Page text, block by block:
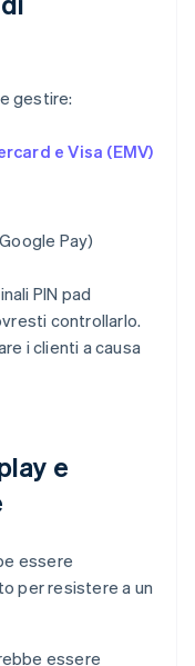
gestire:
e Visa (EMV)
Pay)
PIN pad
controllarlo.
i clienti a causa
e
essere
per resistere a un
essere